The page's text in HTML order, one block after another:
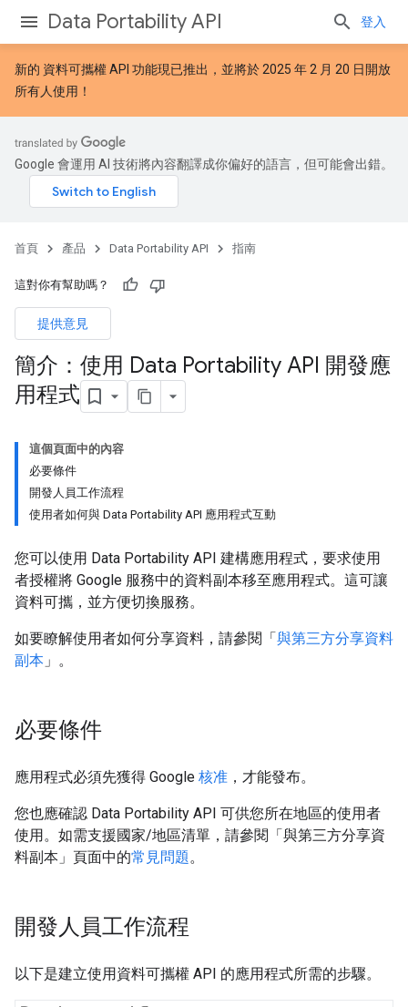
Data Portability API 登入
新的 資料可攜權 API 功能現已推出，並將於 2025 年 2 月 20 日開放
所有人使用！
Google 會運用 AI 技術將內容翻譯成你偏好的語言，但可能會出錯。
首頁 產品 Data Portability API 指南
這對你有幫助嗎？
提供意見
簡介：使用 Data Portability API 開發應
用程式
這個頁面中的內容
必要條件
開發人員工作流程
使用者如何與 Data Portability API 應用程式互動
您可以使用 Data Portability API 建構應用程式，要求使用
者授權將 Google 服務中的資料副本移至應用程式。這可讓
資料可攜，並方便切換服務。
如要瞭解使用者如何分享資料，請參閱「與第三方分享資料
副本 」。
必要條件
應用程式必須先獲得 Google 核准 ，才能發布。
您也應確認 Data Portability API 可供您所在地區的使用者
使用。如需支援國家/地區清單，請參閱「與第三方分享資
料副本」頁面中的常見問題。
開發人員工作流程
以下是建立使用資料可攜權 API 的應用程式所需的步驟。